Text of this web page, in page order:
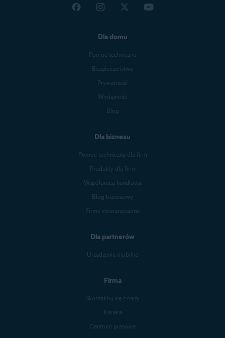
Dla domu
Pomoc techniczna
Bezpieczeństwo
Prywatność
Wydajność
Blog
Dla biznesu
Pomoc techniczna dla firm
Produkty dla firm
Współpraca handlowa
Blog biznesowy
Firmy stowarzyszone
Dla partnerów
Urządzenia mobilne
Firma
Skontaktuj się z nami
Kariera
Centrum prasowe